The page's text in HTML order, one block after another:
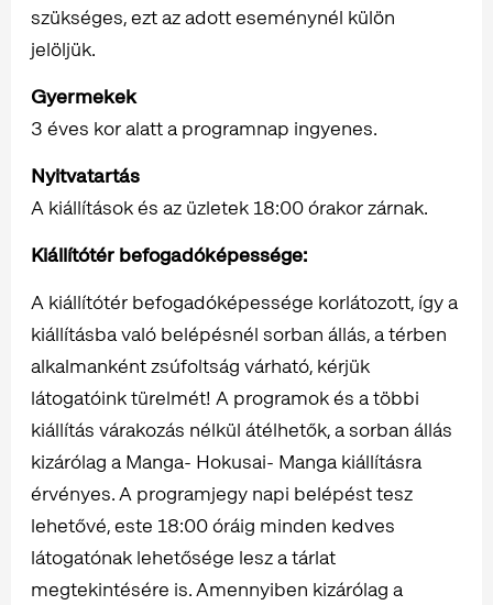
szükséges, ezt az adott eseménynél külön
jelöljük.
Gyermekek
3 éves kor alatt a programnap ingyenes.
Nyitvatartás
A kiállítások és az üzletek 18:00 órakor zárnak.
Kiállítótér befogadóképessége:
A kiállítótér befogadóképessége korlátozott, így a
kiállításba való belépésnél sorban állás, a térben
alkalmanként zsúfoltság várható, kérjük
látogatóink türelmét! A programok és a többi
kiállítás várakozás nélkül átélhetők, a sorban állás
kizárólag a Manga- Hokusai- Manga kiállításra
érvényes. A programjegy napi belépést tesz
lehetővé, este 18:00 óráig minden kedves
látogatónak lehetősége lesz a tárlat
megtekintésére is. Amennyiben kizárólag a